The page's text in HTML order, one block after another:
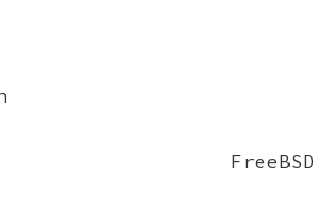
FreeBSD